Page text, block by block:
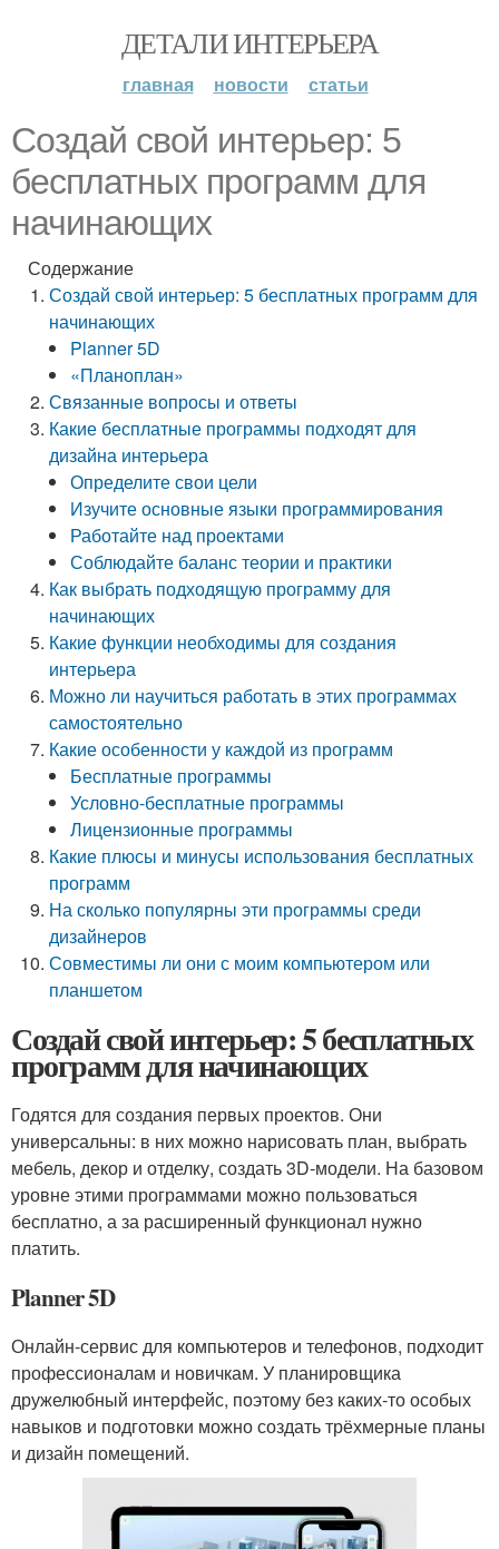
ДЕТАЛИ ИНТЕРЬЕРА
главная новости статьи
Создай свой интерьер: 5
бесплатных программ для
начинающих
Содержание
Создай свой интерьер: 5 бесплатных программ для
начинающих
Planner 5D
«Планоплан»
Связанные вопросы и ответы
Какие бесплатные программы подходят для
дизайна интерьера
Определите свои цели
Изучите основные языки программирования
Работайте над проектами
Соблюдайте баланс теории и практики
Как выбрать подходящую программу для
начинающих
Какие функции необходимы для создания
интерьера
Можно ли научиться работать в этих программах
самостоятельно
Какие особенности у каждой из программ
Бесплатные программы
Условно-бесплатные программы
Лицензионные программы
Какие плюсы и минусы использования бесплатных
программ
На сколько популярны эти программы среди
дизайнеров
Совместимы ли они с моим компьютером или
планшетом
Создай свой интерьер: 5 бесплатных
программ для начинающих
Годятся для создания первых проектов. Они
универсальны: в них можно нарисовать план, выбрать
мебель, декор и отделку, создать 3D-модели. На базовом
уровне этими программами можно пользоваться
бесплатно, а за расширенный функционал нужно
платить.
Planner 5D
Онлайн-сервис для компьютеров и телефонов, подходит
профессионалам и новичкам. У планировщика
дружелюбный интерфейс, поэтому без каких-то особых
навыков и подготовки можно создать трёхмерные планы
и дизайн помещений.